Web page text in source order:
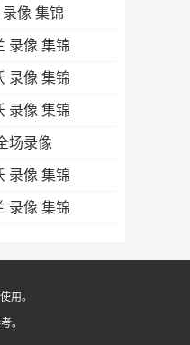
像 集锦
录像 集锦
录像 集锦
录像 集锦
场录像
录像 集锦
录像 集锦
用。
。